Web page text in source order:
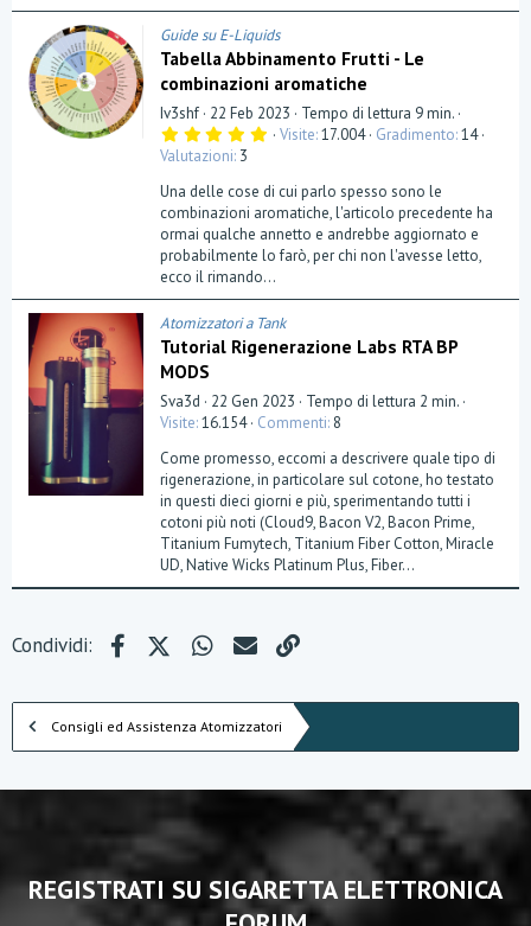
Guide su E-Liquids
Tabella Abbinamento Frutti - Le
combinazioni aromatiche
Iv3shf 22 Feb 2023
Tempo di lettura 9 min.
5
s
t
l
l
(
e
)
Visite 17.004 Gradimento 14
Valutazioni 3
Una delle cose di cui parlo spesso sono le
combinazioni aromatiche, l'articolo precedente ha
ormai qualche annetto e andrebbe aggiornato e
probabilmente lo farò, per chi non l'avesse letto,
ecco il rimando...
Atomizzatori a Tank
Tutorial Rigenerazione Labs RTA BP
MODS
Sva3d 22 Gen 2023
Tempo di lettura 2 min.
Visite 16.154 Commenti 8
Come promesso, eccomi a descrivere quale tipo di
rigenerazione, in particolare sul cotone, ho testato
in questi dieci giorni e più, sperimentando tutti i
cotoni più noti (Cloud9, Bacon V2, Bacon Prime,
Titanium Fumytech, Titanium Fiber Cotton, Miracle
UD, Native Wicks Platinum Plus, Fiber...
Condividi: FacebookX (Twitter)WhatsApp
e-mail
Consigli ed Assistenza Atomizzatori
REGISTRATI SU SIGARETTA ELETTRONICA